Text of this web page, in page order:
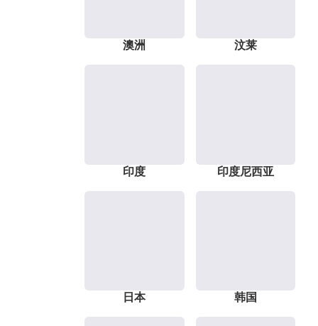
澳洲 汶莱
印度 印度尼西亚
日本 韩国